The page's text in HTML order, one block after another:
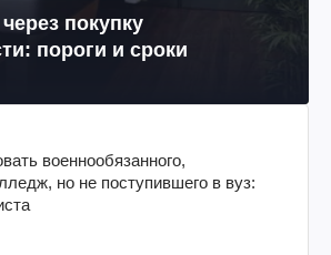
покупку
пороги и сроки
военнообязанного,
но не поступившего в вуз: